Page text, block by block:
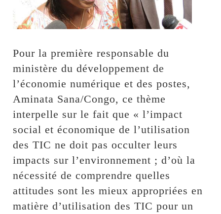
Pour la première responsable du
ministère du développement de
l’économie numérique et des postes,
Aminata Sana/Congo, ce thème
interpelle sur le fait que « l’impact
social et économique de l’utilisation
des TIC ne doit pas occulter leurs
impacts sur l’environnement ; d’où la
nécessité de comprendre quelles
attitudes sont les mieux appropriées en
matière d’utilisation des TIC pour un